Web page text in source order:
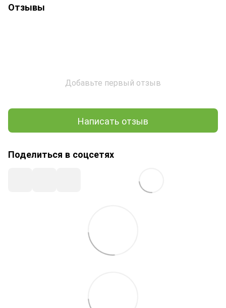
Отзывы
Добавьте первый отзыв
Написать отзыв
Поделиться в соцсетях